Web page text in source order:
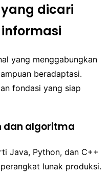
dicari
yang menggabungkan
beradaptasi.
fondasi yang siap
dan algoritma
Java, Python, dan C++
lunak produksi.